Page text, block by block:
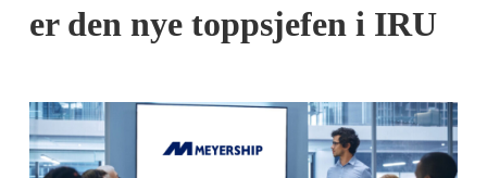
er den nye toppsjefen i IRU